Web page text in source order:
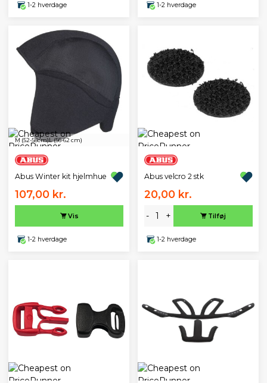
1-2 hverdage 1-2 hverdage
M (52-58cm)L (56-62 cm)
Abus Winter kit hjelmhue
107,00 kr.
Vis
1-2 hverdage
Abus velcro 2 stk
20,00 kr.
- + Tilføj
1-2 hverdage